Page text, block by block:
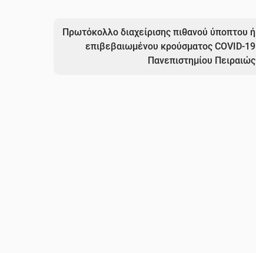
Πρωτόκολλο διαχείρισης πιθανού ύποπτου ή
επιβεβαιωμένου κρούσματος COVID-19
Πανεπιστημίου Πειραιώς